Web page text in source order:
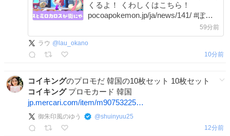
くるよ！ くわしくはこちら！
pocoapokemon.jp/ja/news/141/ #ぽこ
59分前
ラウ @ lau_okano
10分前
コイキングのプロモだ 韓国の10枚セット 10枚セット
コイキングプロモカード 韓国
jp.mercari.com/item/m90753225…
御朱印風のゆう @shuinyuu25
12分前